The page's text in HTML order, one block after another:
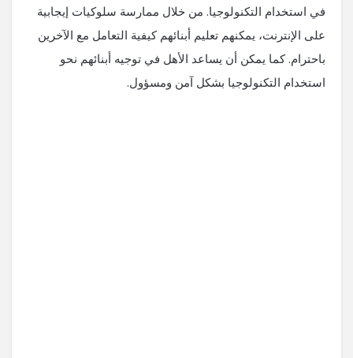
في استخدام التكنولوجيا. من خلال ممارسة سلوكيات إيجابية
على الإنترنت، يمكنهم تعليم أبنائهم كيفية التعامل مع الآخرين
باحترام. كما يمكن أن يساعد الأهل في توجيه أبنائهم نحو
استخدام التكنولوجيا بشكل آمن ومسؤول.